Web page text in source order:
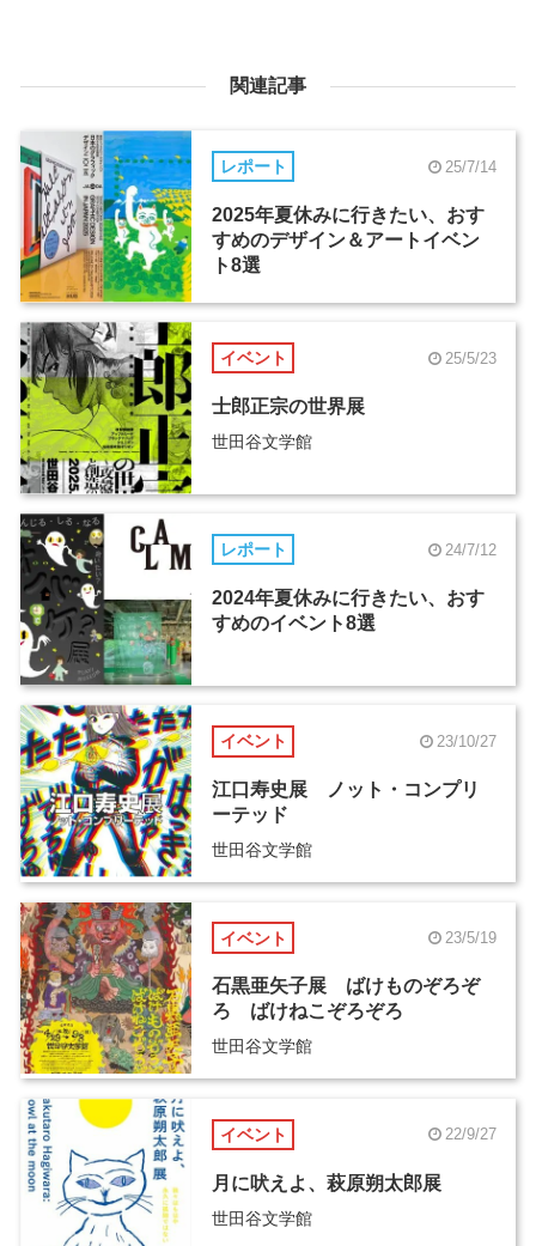
関連記事
レポート 25/7/14
2025年夏休みに行きたい、おす
すめのデザイン＆アートイベン
ト8選
イベント 25/5/23
士郎正宗の世界展
世田谷文学館
レポート 24/7/12
2024年夏休みに行きたい、おす
すめのイベント8選
イベント 23/10/27
江口寿史展 ノット・コンプリ
ーテッド
世田谷文学館
イベント 23/5/19
石黒亜矢子展 ばけものぞろぞ
ろ ばけねこぞろぞろ
世田谷文学館
イベント 22/9/27
月に吠えよ、萩原朔太郎展
世田谷文学館